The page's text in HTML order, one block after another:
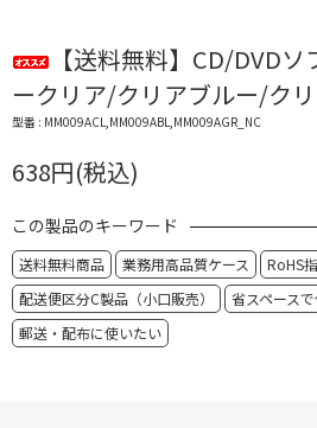
【送料無料】CD/DVD
ークリア/クリアブルー/ク
型番 : MM009ACL,MM009ABL,MM009AGR_NC
638円(税込)
この製品のキーワード
送料無料商品 業務用高品質ケース
RoHS
配送便区分C製品（小口販売）
省スペース
郵送・配布に使いたい